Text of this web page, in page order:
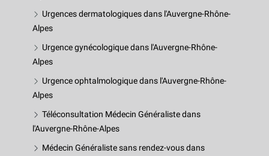
Urgences dermatologiques dans l'Auvergne-Rhône-
Alpes
Urgence gynécologique dans l'Auvergne-Rhône-
Alpes
Urgence ophtalmologique dans l'Auvergne-Rhône-
Alpes
Téléconsultation Médecin Généraliste dans
l'Auvergne-Rhône-Alpes
Médecin Généraliste sans rendez-vous dans